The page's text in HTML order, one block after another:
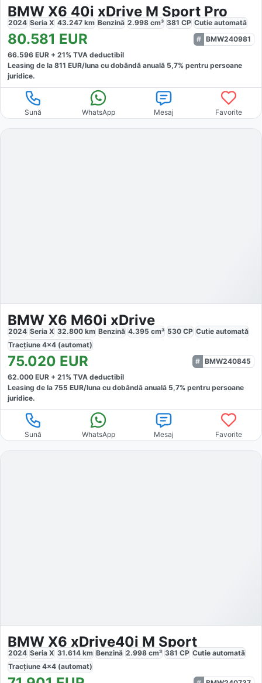
BMW X6 40i xDrive M Sport Pro
2024 Seria X 43.247 km Benzină 2.998 cm³ 381 CP Cutie automată
80.581 EUR
BMW240981
66.596 EUR + 21% TVA deductibil
Leasing de la 811 EUR/luna cu dobăndă anuală 5,7% pentru persoane
juridice.
Sună WhatsApp Mesaj Favorite
BMW X6 M60i xDrive
2024 Seria X 32.800 km Benzină 4.395 cm³ 530 CP Cutie automată
Tracțiune 4x4 (automat)
75.020 EUR
BMW240845
62.000 EUR + 21% TVA deductibil
Leasing de la 755 EUR/luna cu dobăndă anuală 5,7% pentru persoane
juridice.
Sună WhatsApp Mesaj Favorite
BMW X6 xDrive40i M Sport
2024 Seria X 31.614 km Benzină 2.998 cm³ 381 CP Cutie automată
Tracțiune 4x4 (automat)